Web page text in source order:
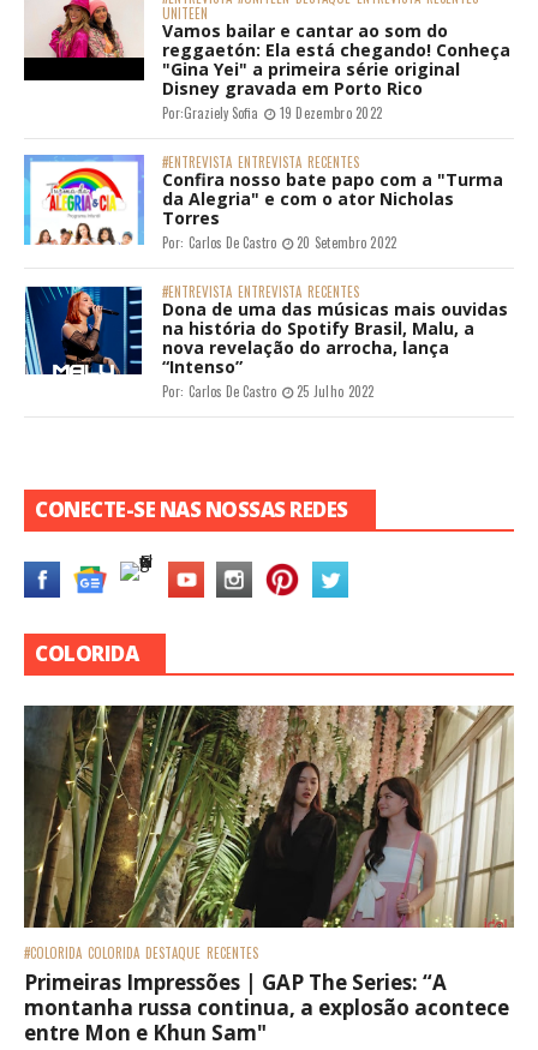
UNITEEN
Vamos bailar e cantar ao som do
reggaetón: Ela está chegando! Conheça
"Gina Yei" a primeira série original
Disney gravada em Porto Rico
Por:Graziely Sofia 19 Dezembro 2022
#ENTREVISTA ENTREVISTA RECENTES
Confira nosso bate papo com a "Turma
da Alegria" e com o ator Nicholas
Torres
Por: Carlos De Castro 20 Setembro 2022
#ENTREVISTA ENTREVISTA RECENTES
Dona de uma das músicas mais ouvidas
na história do Spotify Brasil, Malu, a
nova revelação do arrocha, lança
“Intenso”
Por: Carlos De Castro 25 Julho 2022
CONECTE-SE NAS NOSSAS REDES
COLORIDA
#COLORIDA COLORIDA DESTAQUE RECENTES
Primeiras Impressões | GAP The Series: “A
montanha russa continua, a explosão acontece
entre Mon e Khun Sam"